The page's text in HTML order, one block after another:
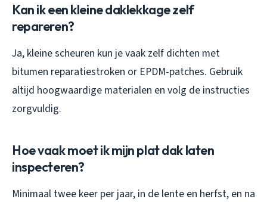
Kan ik een kleine daklekkage zelf
repareren?
Ja, kleine scheuren kun je vaak zelf dichten met
bitumen reparatiestroken or EPDM-patches. Gebruik
altijd hoogwaardige materialen en volg de instructies
zorgvuldig.
Hoe vaak moet ik mijn plat dak laten
inspecteren?
Minimaal twee keer per jaar, in de lente en herfst, en na